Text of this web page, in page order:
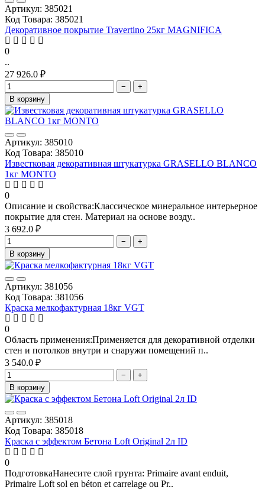
Артикул: 385021
Код Товара: 385021
Декоративное покрытие Travertino 25кг MAGNIFICA
0
..
27 926.0 ₽
−
+
В корзину
Артикул: 385010
Код Товара: 385010
Известковая декоративная штукатурка GRASELLO BLANCO
1кг MONTO
0
Описание и свойства:Классическое минеральное интерьерное
покрытие для стен. Материал на основе возду..
3 692.0 ₽
−
+
В корзину
Артикул: 381056
Код Товара: 381056
Краска мелкофактурная 18кг VGT
0
Область применения:Применяется для декоративной отделки
стен и потолков внутри и снаружи помещений п..
3 540.0 ₽
−
+
В корзину
Артикул: 385018
Код Товара: 385018
Краска с эффектом Бетона Loft Original 2л ID
0
ПодготовкаНанесите слой грунта: Primaire avant enduit,
Primaire Loft sol en béton et carrelage ou Pr..